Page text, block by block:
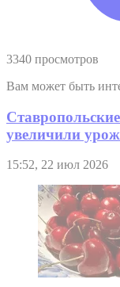
3340 просмотров
Вам может быть
увеличили
15:52, 22 июл 2026